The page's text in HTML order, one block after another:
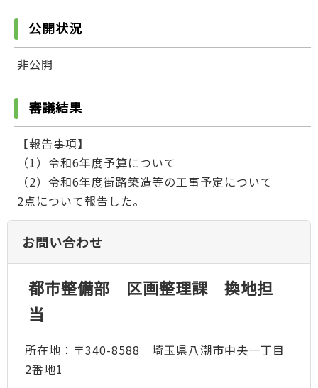
公開状況
非公開
審議結果
【報告事項】
（1）令和6年度予算について
（2）令和6年度街路築造等の工事予定について
2点について報告した。
お問い合わせ
都市整備部 区画整理課 換地担
当
所在地：〒340-8588 埼玉県八潮市中央一丁目
2番地1